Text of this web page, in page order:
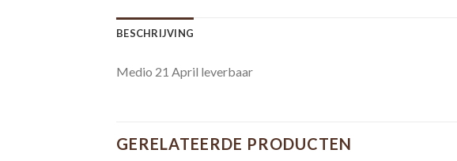
BESCHRIJVING
Medio 21 April leverbaar
GERELATEERDE PRODUCTEN